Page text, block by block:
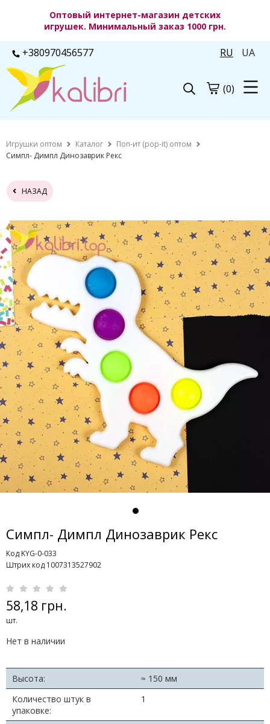
Оптовый интернет-магазин детских
игрушек. Минимальный заказ 1000 грн.
+380970456577 RU UA
(0)
Игрушки оптом Каталог
Поп-ит (pop-it) оптом
Симпл- Димпл Динозаврик Рекс
НАЗАД
Симпл- Димпл Динозаврик Рекс
Код KYG-0-033
Штрих код 1007313527902
58,18 грн.
шт.
Нет в наличии
Высота:
≈ 150 мм
Количество штук в
упаковке:
1